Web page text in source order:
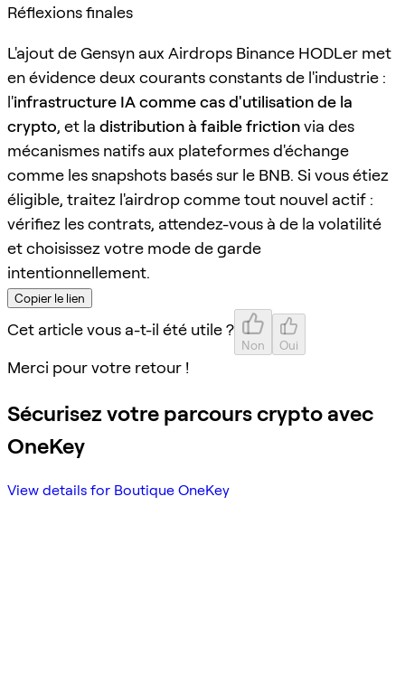
Réflexions finales
L'ajout de Gensyn aux Airdrops Binance HODLer met
en évidence deux courants constants de l'industrie :
l'infrastructure IA comme cas d'utilisation de la
crypto, et la distribution à faible frictionvia des
mécanismes natifs aux plateformes d'échange
comme les snapshots basés sur le BNB. Si vous étiez
éligible, traitez l'airdrop comme tout nouvel actif :
vérifiez les contrats, attendez-vous à de la volatilité
et choisissez votre mode de garde
intentionnellement.
Copier le lien
Cet article vous a-t-il été utile ?
Non Oui
Merci pour votre retour !
Sécurisez votre parcours crypto avec
OneKey
View details for Boutique OneKey